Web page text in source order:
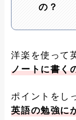
の？
洋楽を使って
ノートに書く
ポイントをし
英語の勉強に